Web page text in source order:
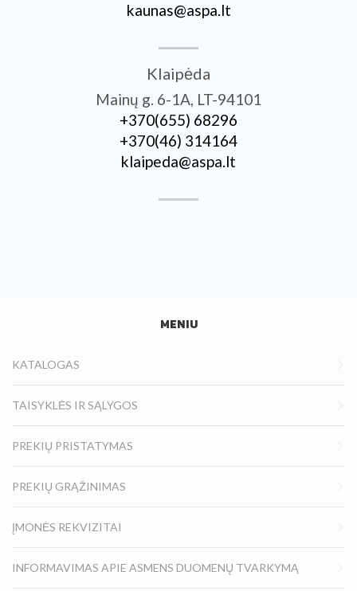
kaunas@aspa.lt
Klaipėda
Mainų g. 6-1A, LT-94101
+370­(655) 68296
+370­(46) 314164
klaipeda@aspa.lt
MENIU
KATALOGAS
TAISYKLĖS IR SĄLYGOS
PREKIŲ PRISTATYMAS
PREKIŲ GRĄŽINIMAS
ĮMONĖS REKVIZITAI
INFORMAVIMAS APIE ASMENS DUOMENŲ TVARKYMĄ